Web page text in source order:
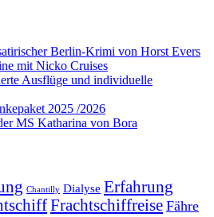
Berlin-Krimi von Horst Evers
mit Nicko Cruises
Ausflüge und individuelle
2025 /2026
MS Katharina von Bora
Chantilly Dialyse Erfahrung
Frachtschiffreise Fähre